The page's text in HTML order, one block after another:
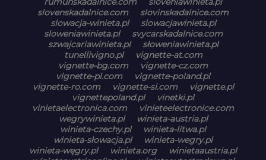
slovenskadalnice.com
slovinskadalnice.com
slowacja-winieta.pl
slowacjawinieta.pl
sloweniawinieta.pl
svycarskadalnice.com
szwajcariawinieta.pl
słoweniawinieta.pl
tunellivigno.pl
vignette-at.com
vignette-bg.com
vignette-cz.com
vignette-pl.com
vignette-poland.pl
vignette-ro.com
vignette-si.com
vignette.pl
vignettepoland.pl
vinetki.pl
vinietaelectronica.com
vinieteelectronice.com
wegrywinieta.pl
winieta-austria.pl
winieta-czechy.pl
winieta-litwa.pl
winieta-słowacja.pl
winieta-wegry.pl
winieta-węgry.pl
winieta.org
winietaaustria.pl